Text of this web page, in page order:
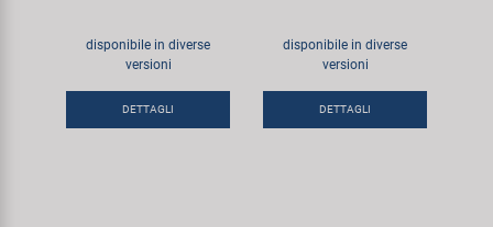
disponibile in diverse
versioni
DETTAGLI
disponibile in diverse
versioni
DETTAGLI